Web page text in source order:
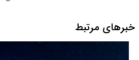
خبرهای مرتبط